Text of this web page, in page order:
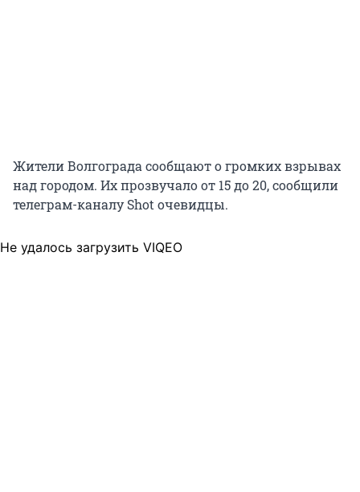
Жители Волгограда сообщают о громких взрывах
над городом. Их прозвучало от 15 до 20, сообщили
телеграм-каналу Shot очевидцы.
Не удалось загрузить VIQEO